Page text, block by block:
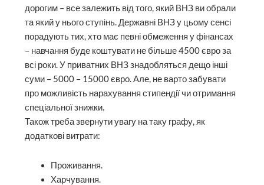
дорогим – все залежить від того, який ВНЗ ви обрали
та який у нього ступінь. Державні ВНЗ у цьому сенсі
порадують тих, хто має певні обмеження у фінансах
– навчання буде коштувати не більше 4500 євро за
всі роки. У приватних ВНЗ знадобляться дещо інші
суми – 5000 – 15000 євро. Але, не варто забувати
про можливість нарахування стипендії чи отримання
спеціальної знижки.
Також треба звернути увагу на таку графу, як
додаткові витрати:
Проживання.
Харчування.